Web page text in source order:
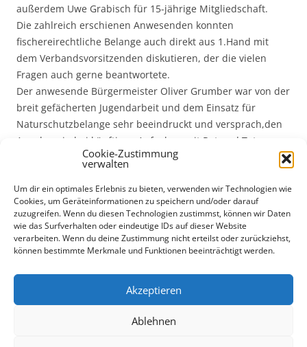
Cookie-Zustimmung
verwalten
Um dir ein optimales Erlebnis zu bieten, verwenden wir Technologien wie
Cookies, um Geräteinformationen zu speichern und/oder darauf
zuzugreifen. Wenn du diesen Technologien zustimmst, können wir Daten
wie das Surfverhalten oder eindeutige IDs auf dieser Website
verarbeiten. Wenn du deine Zustimmung nicht erteilst oder zurückziehst,
können bestimmte Merkmale und Funktionen beeinträchtigt werden.
Akzeptieren
Ablehnen
außerdem Uwe Grabisch für 15-jährige Mitgliedschaft.
Die zahlreich erschienen Anwesenden konnten
fischereirechtliche Belange auch direkt aus 1.Hand mit
dem Verbandsvorsitzenden diskutieren, der die vielen
Fragen auch gerne beantwortete.
Der anwesende Bürgermeister Oliver Grumber war von der
breit gefächerten Jugendarbeit und dem Einsatz für
Naturschutzbelange sehr beeindruckt und versprach,den
Angelverein bei künftigen Aufgaben mit Rat und Tat zu
hatten alle Mitglieder die Möglichkeit, den Abend
gemütlich ausklingen zu lassen.
Davon wurde auch reichlich Gebrauch gemacht. ( mehr
Fotos unter Bildergalerie )
Dieser Beitrag wurde am10. März 2012unterAktuelles